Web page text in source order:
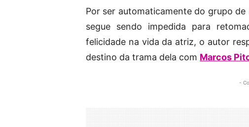
Por ser automaticamente do grupo
segue sendo impedida para
felicidade na vida da atriz, o autor
destino da trama dela com Marcos
-